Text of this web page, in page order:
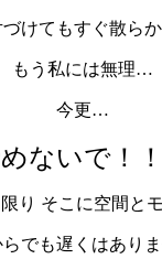
づけてもすぐ散ら
もう私には無理…
今更…
ないで！！
り そこに空間と
でも遅くはありま